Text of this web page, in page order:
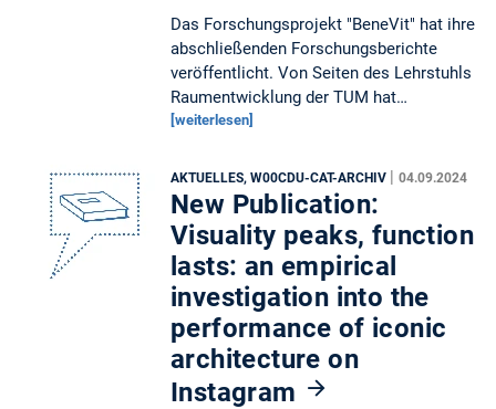
Das Forschungsprojekt "BeneVit" hat ihre
abschließenden Forschungsberichte
veröffentlicht. Von Seiten des Lehrstuhls
Raumentwicklung der TUM hat…
[weiterlesen]
AKTUELLES, W00CDU-CAT-ARCHIV | 04.09.2024
New Publication:
Visuality peaks, function
lasts: an empirical
investigation into the
performance of iconic
architecture on
Instagram